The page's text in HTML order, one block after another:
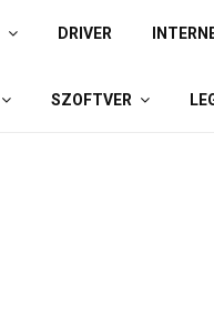
DRIVER
SZOFTVER